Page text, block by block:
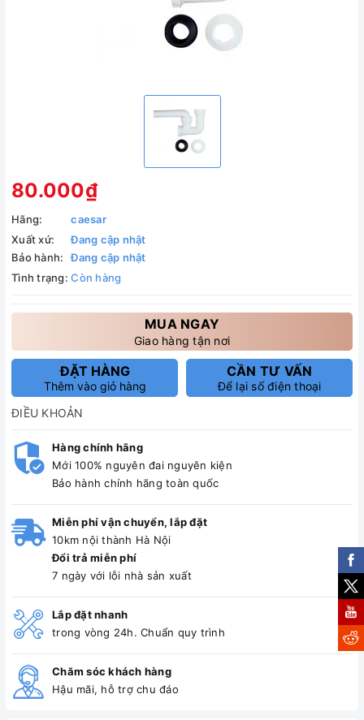
80.000₫
Hãng:
caesar
Xuất xứ:
Đang cập nhật
Bảo hành:
Đang cập nhật
Tình trạng: Còn hàng
MUA NGAY
Giao hàng tận nơi
ĐẶT HÀNG
Thêm vào giỏ hàng
CẦN TƯ VẤN
Để lại số điện thoại
ĐIỀU KHOẢN
Hàng chính hãng
Mới 100% nguyên đai nguyên kiện
Bảo hành chính hãng toàn quốc
Miễn phí vận chuyển, lắp đặt
10km nội thành Hà Nội
Đổi trả miễn phí
7 ngày với lỗi nhà sản xuất
Lắp đặt nhanh
trong vòng 24h. Chuẩn quy trình
Chăm sóc khách hàng
Hậu mãi, hỗ trợ chu đáo